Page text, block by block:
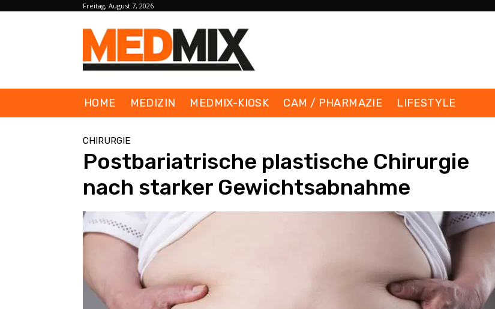
Freitag, August 7, 2026
HOME MEDIZIN MEDMIX-KIOSK CAM / PHARMAZIE LIFESTYLE
CHIRURGIE
Postbariatrische plastische Chirurgie
nach starker Gewichtsabnahme